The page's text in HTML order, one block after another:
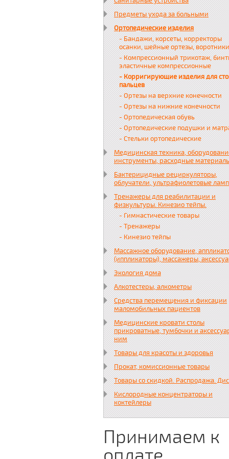
Предметы ухода за больными
Ортопедические изделия
- Бандажи, корсеты, корректоры
осанки, шейные ортезы, воротники
- Компрессионный трикотаж,
эластичные компрессионные
- Корригирующие изделия для
пальцев
- Ортезы на верхние конечности
- Ортезы на нижние конечности
- Ортопедическая обувь
- Ортопедические подушки и
- Стельки ортопедические
Медицинская техника,
инструменты, расходные
Бактерицидные рециркуляторы,
облучатели, ультрафиолетовые
Тренажеры для реабилитации и
физкультуры. Кинезио тейпы.
- Гимнастические товары
- Тренажеры
- Кинезио тейпы
Массажное оборудование,
(иппликаторы), массажеры,
Экология дома
Алкотестеры, алкометры
Средства перемещения и фиксации
маломобильных пациентов
Медицинские кровати столы
прикроватные, тумбочки и
ним
Товары для красоты и здоровья
Прокат, комиссионные товары
Товары со скидкой. Распродажа.
Кислородные концентраторы и
коктейлеры
Принимаем к